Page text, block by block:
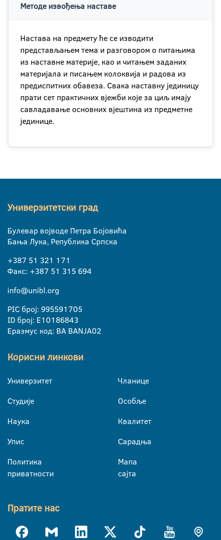
Методе извођења наставе
Настава на предмету ће се изводити
представљањем тема и разговором о питањима
из наставне материје, као и читањем заданих
материјала и писањем колоквија и радова из
предиспитних обавеза. Свака наставну јединицу
прати сет практичних вјежби које за циљ имају
савладавање основних вјештина из предметне
јединице.
Универзитетски град
Булевар војводе Петра Бојовића
Бања Лука, Република Српска
+387 51 321 171
Факс: +387 51 315 694
info@unibl.org
PIC број: 995591705
ID број: E10186843
Еразмус код: BA BANJA02
Корисни линкови
Универзитет
Студије
Наука
Упис
Политика
приватности
Чланице
Особље
Квалитет
Сарадња
Мапа
сајта
Пратите нас